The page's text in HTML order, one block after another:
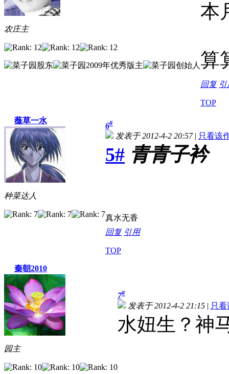
农庄主
本
算
回复
TOP
薇草一水
种菜达人
6#
发表于 2012-4-2 20:57| 只看该
5# 青青子衿
真水无香
回复 引用
TOP
秦朝2010
园主
7#
发表于 2012-4-2 21:15 | 只
水妞生？神